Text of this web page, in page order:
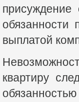
обязанности
выплатой
квартиру